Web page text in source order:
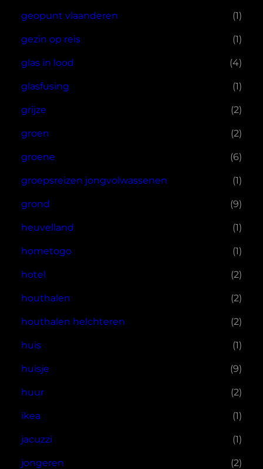
geopunt vlaanderen (1)
gezin op reis (1)
glas in lood (4)
glasfusing (1)
grijze (2)
groen (2)
groene (6)
groepsreizen jongvolwassenen (1)
grond (9)
heuvelland (1)
hometogo (1)
hotel (2)
houthalen (2)
houthalen helchteren (2)
huis (1)
huisje (9)
huur (2)
ikea (1)
jacuzzi (1)
jongeren (2)